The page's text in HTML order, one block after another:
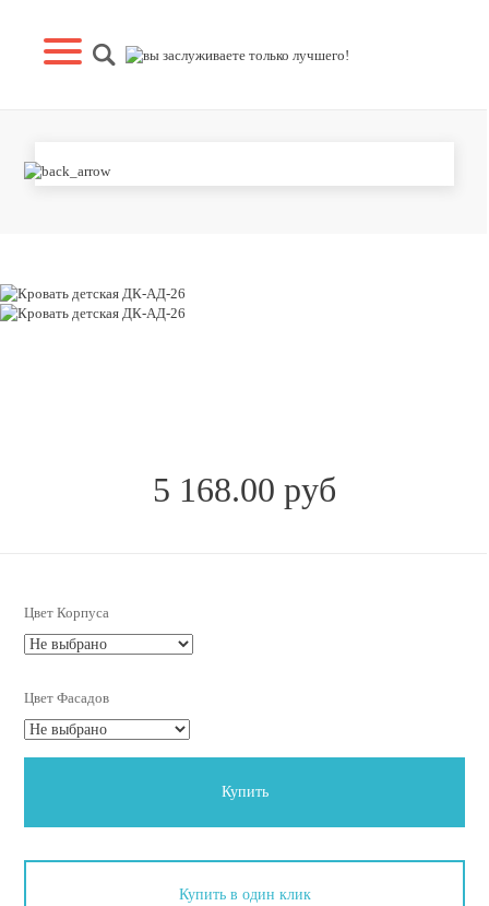
КРОВАТЬ ДЕТСКАЯ ДК-АД-26
5 168.00 руб
Цвет Корпуса
Цвет Фасадов
Купить
Купить в один клик